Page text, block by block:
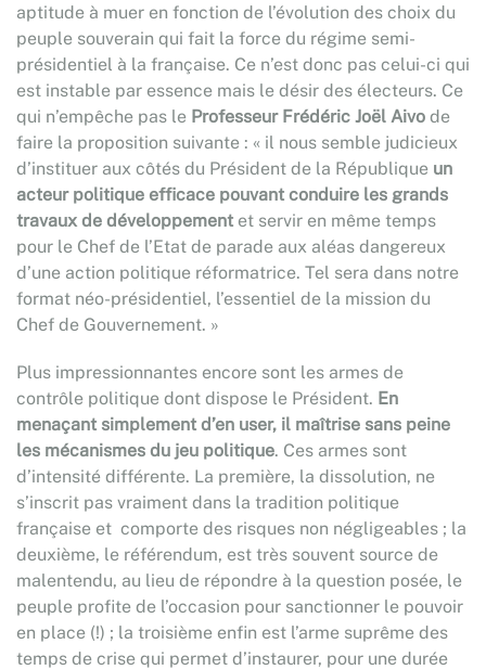
aptitude à muer en fonction de l’évolution des choix du
peuple souverain qui fait la force du régime semi-
présidentiel à la française. Ce n’est donc pas celui-ci qui
est instable par essence mais le désir des électeurs. Ce
qui n’empêche pas le Professeur Frédéric Joël Aivo de
faire la proposition suivante : « il nous semble judicieux
d’instituer aux côtés du Président de la République un
acteur politique efficace pouvant conduire les grands
travaux de développement et servir en même temps
pour le Chef de l’Etat de parade aux aléas dangereux
d’une action politique réformatrice. Tel sera dans notre
format néo-présidentiel, l’essentiel de la mission du
Chef de Gouvernement. »
Plus impressionnantes encore sont les armes de
contrôle politique dont dispose le Président. En
menaçant simplement d’en user, il maîtrise sans peine
les mécanismes du jeu politique. Ces armes sont
d’intensité différente. La première, la dissolution, ne
s’inscrit pas vraiment dans la tradition politique
française et comporte des risques non négligeables ; la
deuxième, le référendum, est très souvent source de
malentendu, au lieu de répondre à la question posée, le
peuple profite de l’occasion pour sanctionner le pouvoir
en place (!) ; la troisième enfin est l’arme suprême des
temps de crise qui permet d’instaurer, pour une durée